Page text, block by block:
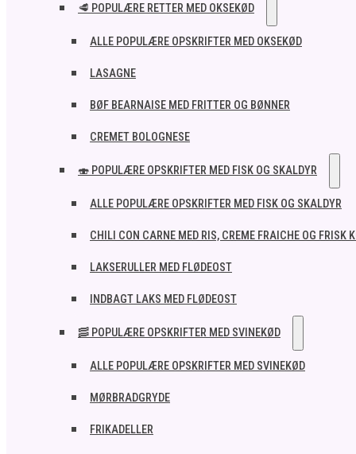
🥩 POPULÆRE RETTER MED OKSEKØD
ALLE POPULÆRE OPSKRIFTER MED OKSEKØD
LASAGNE
BØF BEARNAISE MED FRITTER OG BØNNER
CREMET BOLOGNESE
🍣 POPULÆRE OPSKRIFTER MED FISK OG SKALDYR
ALLE POPULÆRE OPSKRIFTER MED FISK OG SKALDYR
CHILI CON CARNE MED RIS, CREME FRAICHE OG FRISK
LAKSERULLER MED FLØDEOST
INDBAGT LAKS MED FLØDEOST
🥓 POPULÆRE OPSKRIFTER MED SVINEKØD
ALLE POPULÆRE OPSKRIFTER MED SVINEKØD
MØRBRADGRYDE
FRIKADELLER